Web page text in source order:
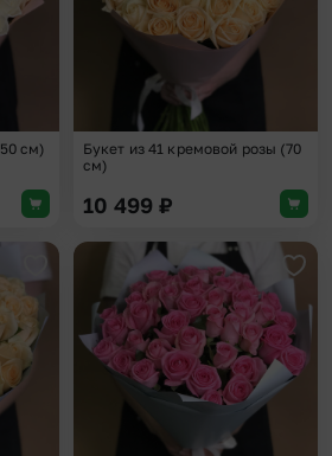
см)
Букет из 41 кремовой розы (70
см)
10 499 ₽
Добавить в избранное